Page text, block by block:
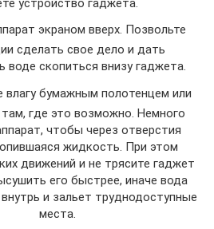
экраном вверх. Позвольте
сделать свое дело и дать
воде скопиться внизу гаджета.
влагу бумажным полотенцем или
где это возможно. Немного
чтобы через отверстия
жидкость. При этом
движений и не трясите гаджет
его быстрее, иначе вода
и зальет труднодоступные
места.